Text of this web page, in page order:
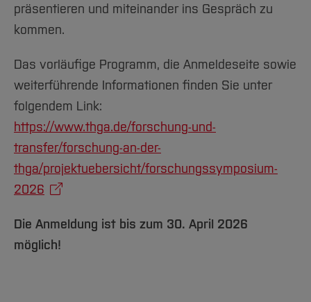
präsentieren und miteinander ins Gespräch zu
kommen.
Das vorläufige Programm, die Anmeldeseite sowie
weiterführende Informationen finden Sie unter
folgendem Link:
https://www.thga.de/forschung-und-
transfer/forschung-an-der-
thga/projektuebersicht/forschungssymposium-
2026
Die Anmeldung ist bis zum 30. April 2026
möglich!